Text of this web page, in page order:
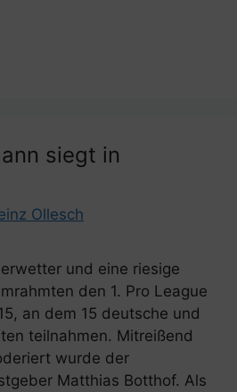
siegt in
Ollesch
und eine riesige
den 1. Pro League
an dem 15 deutsche und
teilnahmen. Mitreißend
wurde der
Matthias Botthof. Als